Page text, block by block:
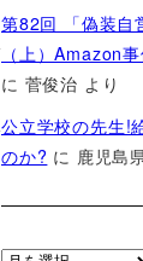
第82回 「偽装自
（上）Amazon
に 菅俊治 より
公立学校の先生!
のか? に 鹿児島